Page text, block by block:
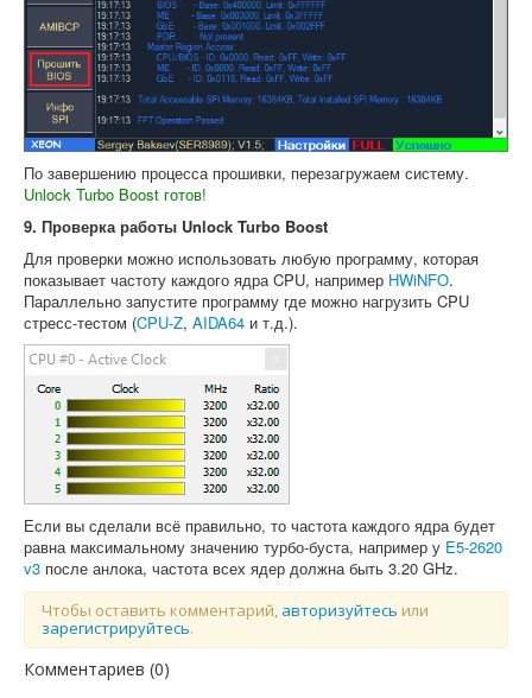
По завершению процесса прошивки, перезагружаем систему.
Unlock Turbo Boost готов!
9. Проверка работы Unlock Turbo Boost
Для проверки можно использовать любую программу, которая
показывает частоту каждого ядра CPU, например HWiNFO.
Параллельно запустите программу где можно нагрузить CPU
стресс-тестом (CPU-Z, AIDA64 и т.д.).
Если вы сделали всё правильно, то частота каждого ядра будет
равна максимальному значению турбо-буста, например у E5-2620
v3 после анлока, частота всех ядер должна быть 3.20 GHz.
Чтобы оставить комментарий, авторизуйтесь или
зарегистрируйтесь.
Комментариев (0)